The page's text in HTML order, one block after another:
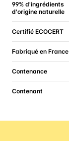
99% d'ingrédients
d'origine naturelle
Certifié ECOCERT
Fabriqué en France
Contenance
Contenant